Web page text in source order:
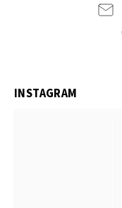
INSTAGRAM